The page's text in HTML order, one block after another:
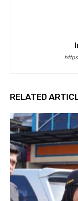
RELATED